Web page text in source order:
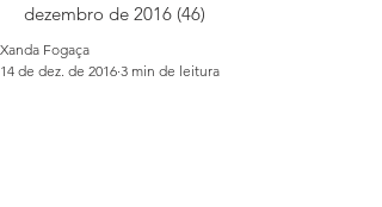
dezembro de 2016 (46)
Xanda Fogaça
14 de dez. de 2016 3 min de leitura